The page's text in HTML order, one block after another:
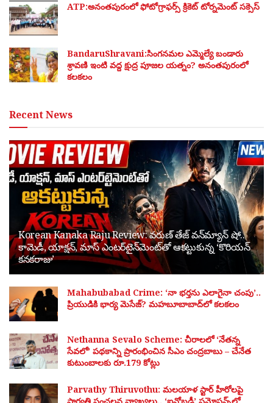
ATP:అనంతపురంలో ఫోటోగ్రాఫర్స్ క్రికెట్ టోర్నమెంట్ సక్సెస్
BandaruShravani:సింగనమల ఎమ్మెల్యే బండారు
శ్రావణి ఇంటి వద్ద క్షుద్ర పూజల యత్నం? అనంతపురంలో
కలకలం
Recent News
Korean Kanaka Raju Review: వరుణ్ తేజ్ వన్‌మ్యాన్ షో..
కామెడీ, యాక్షన్, మాస్ ఎంటర్‌టైన్‌మెంట్‌తో ఆకట్టుకున్న ‘కొరియన్
కనకరాజు’
Mahabubabad Crime: ‘నా భర్తను ఎలాగైనా చంపు’..
ప్రియుడికి భార్య మెసేజ్? మహబూబాబాద్‌లో కలకలం
Nethanna Sevalo Scheme: చీరాలలో ‘నేతన్న
సేవలో’ పథకాన్ని ప్రారంభించిన సీఎం చంద్రబాబు – చేనేత
కుటుంబాలకు రూ.179 కోట్లు
Parvathy Thiruvothu: మలయాళ స్టార్ హీరోలపై